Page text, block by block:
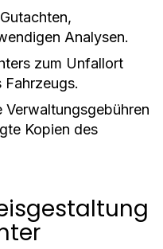
Analysen.
zum Unfallort
Kopien des